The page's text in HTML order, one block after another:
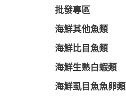
批發專區
海鮮其他魚類
海鮮比目魚類
海鮮生熟白蝦類
海鮮虱目魚魚卵類